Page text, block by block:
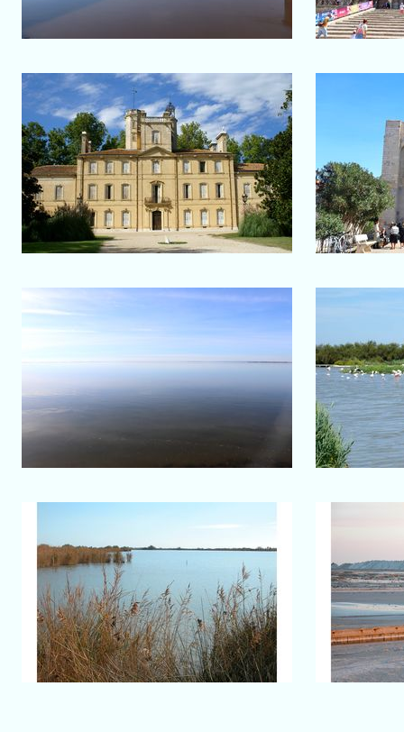
Château d'Avignon
Le château Notre-
Etang de Vaccarès
Point de vue sur l'étang
Domaine de La Palissade
Etang